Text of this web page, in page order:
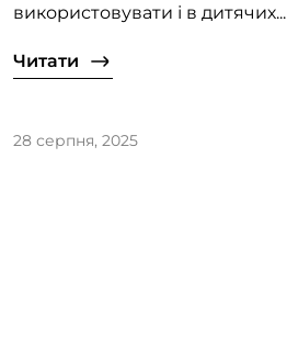
використовувати і в дитячих...
Читати
28 серпня, 2025